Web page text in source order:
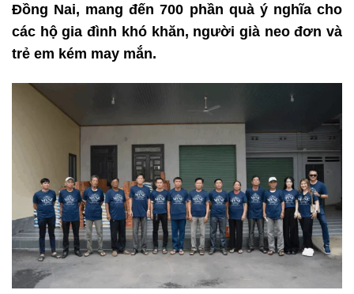
Đồng Nai, mang đến 700 phần quà ý nghĩa cho
các hộ gia đình khó khăn, người già neo đơn và
trẻ em kém may mắn.